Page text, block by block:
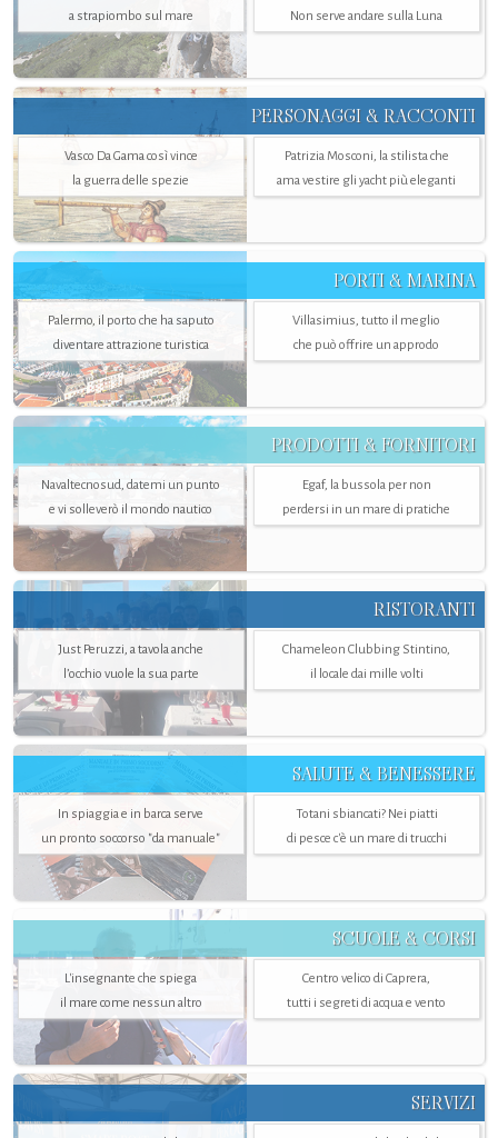
a strapiombo sul mare
Non serve andare sulla Luna
PERSONAGGI & RACCONTI
Vasco Da Gama così vince
la guerra delle spezie
Patrizia Mosconi, la stilista che
ama vestire gli yacht più eleganti
PORTI & MARINA
Palermo, il porto che ha saputo
diventare attrazione turistica
Villasimius, tutto il meglio
che può offrire un approdo
PRODOTTI & FORNITORI
Navaltecnosud, datemi un punto
e vi solleverò il mondo nautico
Egaf, la bussola per non
perdersi in un mare di pratiche
RISTORANTI
Just Peruzzi, a tavola anche
l’occhio vuole la sua parte
Chameleon Clubbing Stintino,
il locale dai mille volti
SALUTE & BENESSERE
In spiaggia e in barca serve
un pronto soccorso "da manuale"
Totani sbiancati? Nei piatti
di pesce c'è un mare di trucchi
SCUOLE & CORSI
L'insegnante che spiega
il mare come nessun altro
Centro velico di Caprera,
tutti i segreti di acqua e vento
SERVIZI